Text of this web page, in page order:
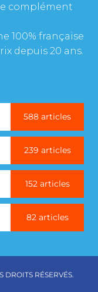
complément
100% française
depuis 20 ans.
588 articles
239 articles
152 articles
82 articles
RÉSERVÉS.